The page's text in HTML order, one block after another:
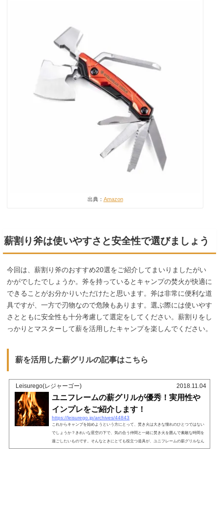
出典： Amazon
薪割り斧は使いやすさと安全性で選びましょう
今回は、薪割り斧のおすすめ20選をご紹介してまいりましたがい
かがでしたでしょうか。斧を持っているとキャンプの焚火が快適に
できることがお分かりいただけたと思います。斧は非常に便利な道
具ですが、一方で刃物なので危険もあります。選ぶ際には使いやす
さとともに安全性も十分考慮して選定をしてください。薪割りをし
っかりとマスターして薪を活用したキャンプを楽しんでください。
薪を活用した薪グリルの記事はこちら
Leisurego(レジャーゴー) 2018.11.04
ユニフレームの薪グリルが優秀！実用性や
インプレをご紹介します！
https://leisurego.jp/archives/44843
これからキャンプを始めようという方にとって、焚き火は大きな憧れのひとつではない
でしょうか？きれいな星空の下で、気の合う仲間と一緒に焚き火を囲んで素敵な時間を
過ごしたいものです。そんなときにとても役立つ道具が、ユニフレームの薪グリルなん
です！焚き火を盛大に楽しむなら「ユニフレームの薪グリル」！焚き火は「直火禁止」